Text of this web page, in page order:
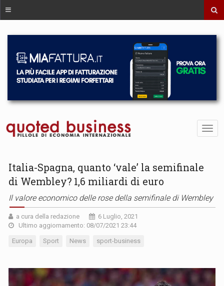
Italia-Spagna, quanto ‘vale’ la semifinale
di Wembley? 1,6 miliardi di euro
Il valore economico delle rose della semifinale di Wembley
a cura della redazione
6 Luglio, 2021
Ultimo aggiornamento: 08/07/2021 23:44
Europa Sport News sport-business